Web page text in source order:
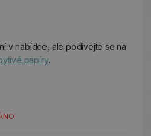
v nabídce, ale podívejte se na
papíry.